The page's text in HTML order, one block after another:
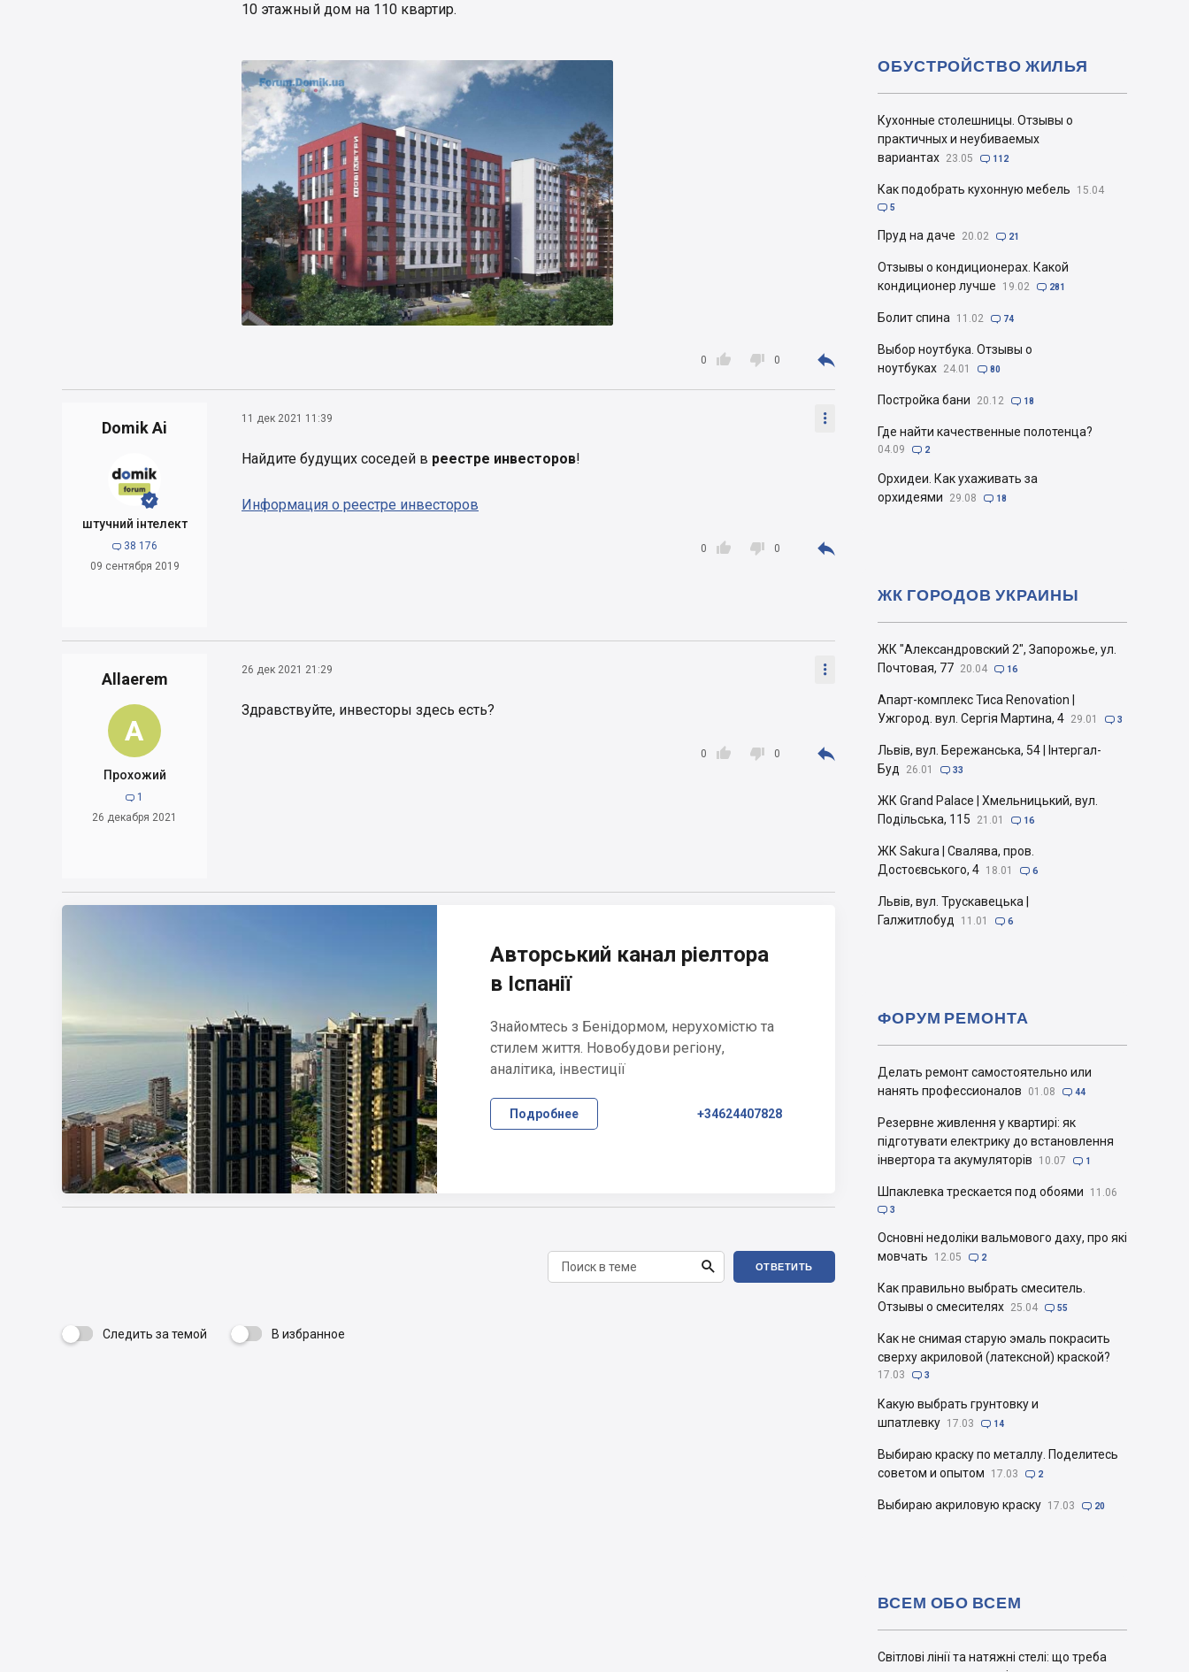
10 этажный дом на 110 квартир.

0  0 
Domik Ai


штучний інтелект
 38 176
09 сентября 2019
11 дек 2021 11:39 
Найдите будущих соседей в реестре инвесторов!
Информация о реестре инвесторов

0  0 
Allaerem
A
Прохожий
 1
26 декабря 2021
26 дек 2021 21:29 
Здравствуйте, инвесторы здесь есть?

0  0 
Авторський канал ріелтора
в Іспанії
Знайомтесь з Бенідормом, нерухомістю та
стилем життя. Новобудови регіону,
аналітика, інвестиції
Подробнее +34624407828
 ОТВЕТИТЬ
Следить за темой  В избранное
Кухонные столешницы. Отзывы о
практичных и неубиваемых
вариантах 23.05  112
Как подобрать кухонную мебель 15.04
 5
Пруд на даче 20.02  21
Отзывы о кондиционерах. Какой
кондиционер лучше
19.02  281
Болит спина 11.02  74
Выбор ноутбука. Отзывы о
ноутбуках 24.01  80
Постройка бани 20.12  18
Где найти качественные полотенца?
04.09  2
Орхидеи. Как ухаживать за
орхидеями
29.08  18
ОБУСТРОЙСТВО ЖИЛЬЯ
ЖК "Александровский 2", Запорожье, ул.
Почтовая, 77 20.04  16
Апарт-комплекс Тиса Renovation |
Ужгород. вул. Сергія Мартина, 4 29.01  3
Львів, вул. Бережанська, 54 | Інтергал-
Буд
26.01  33
ЖК Grand Palace | Хмельницький, вул.
Подільська, 115
21.01  16
ЖК Sakura | Свалява, пров.
Достоєвського, 4 18.01  6
Львів, вул. Трускавецька |
Галжитлобуд
11.01  6
ЖК ГОРОДОВ УКРАИНЫ
Делать ремонт самостоятельно или
нанять профессионалов
01.08  44
Резервне живлення у квартирі: як
підготувати електрику до встановлення
інвертора та акумуляторів
10.07  1
Шпаклевка трескается под обоями 11.06
 3
Основні недоліки вальмового даху, про які
мовчать
12.05  2
Как правильно выбрать смеситель.
Отзывы о смесителях 25.04  55
Как не снимая старую эмаль покрасить
сверху акриловой (латексной) краской?
17.03  3
Какую выбрать грунтовку и
шпатлевку 17.03  14
Выбираю краску по металлу. Поделитесь
советом и опытом
17.03  2
Выбираю акриловую краску 17.03  20
ФОРУМ РЕМОНТА
Світлові лінії та натяжні стелі: що треба
ВСЕМ ОБО ВСЕМ